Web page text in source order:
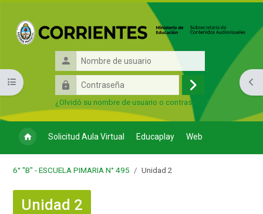
Nombre
de
usuario
Contraseña
Acceder
¿Olvidó su nombre de usuario o contraseña?
Solicitud Aula Virtual Educaplay Web
Abrir índice del curso
6° "B" - ESCUELA PIMARIA N° 495 Unidad 2
Unidad 2